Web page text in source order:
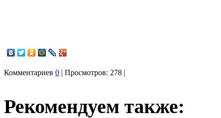
Комментариев 0 | Просмотров: 278 |
Рекомендуем также: